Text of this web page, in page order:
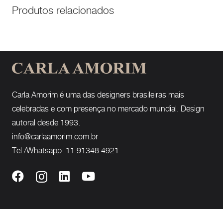
Produtos relacionados
Carla Amorim é uma das designers brasileiras mais
celebradas e com presença no mercado mundial. Design
autoral desde 1993.
info@carlaamorim.com.br
Tel./Whatsapp 11 91348 4921